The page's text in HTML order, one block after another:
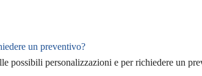
un preventivo?
possibili personalizzazioni e per richiedere un